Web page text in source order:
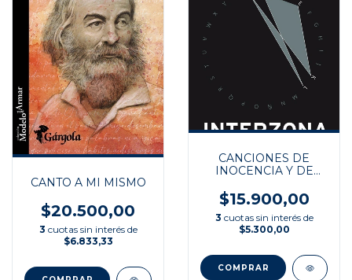
CANTO A MI MISMO
$20.500,00
3 cuotas sin interés de
$6.833,33
CANCIONES DE
INOCENCIA Y DE
$15.900,00
3 cuotas sin interés de
$5.300,00